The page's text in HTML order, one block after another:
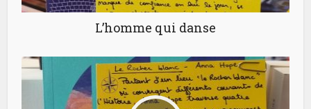
L’homme qui danse